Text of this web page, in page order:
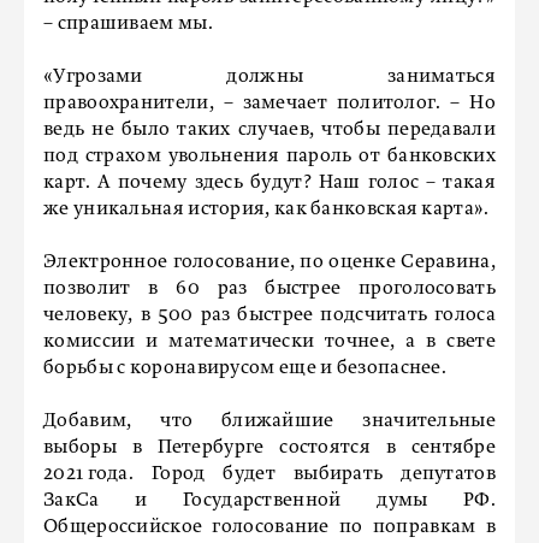
– спрашиваем мы.
«Угрозами должны заниматься
правоохранители, – замечает политолог. – Но
ведь не было таких случаев, чтобы передавали
под страхом увольнения пароль от банковских
карт. А почему здесь будут? Наш голос – такая
же уникальная история, как банковская карта».
Электронное голосование, по оценке Серавина,
позволит в 60 раз быстрее проголосовать
человеку, в 500 раз быстрее подсчитать голоса
комиссии и математически точнее, а в свете
борьбы с коронавирусом еще и безопаснее.
Добавим, что ближайшие значительные
выборы в Петербурге состоятся в сентябре
2021 года. Город будет выбирать депутатов
ЗакСа и Государственной думы РФ.
Общероссийское голосование по поправкам в